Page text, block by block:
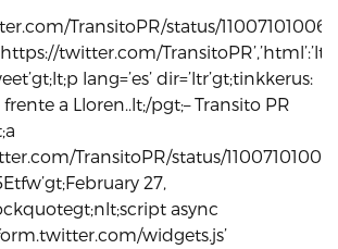
TransitoPR/status/
twitter.com/
lang=’es’ dir=’ltr’gt;tinkkerus:
a Lloren..lt;/pgt;– Transito PR
TransitoPR/status/
27,
async
widgets.js’